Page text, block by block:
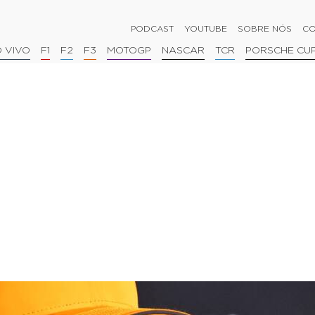
PODCAST YOUTUBE SOBRE NÓS
VIVO F1 F2 F3 MOTOGP NASCAR TCR PORSCHE